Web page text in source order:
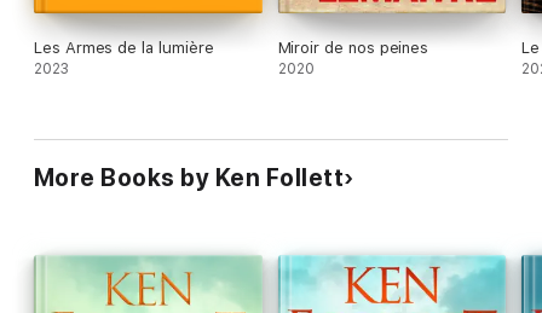
Les Armes de la lumière
2023
Miroir de nos peines
2020
More Books by Ken Follett